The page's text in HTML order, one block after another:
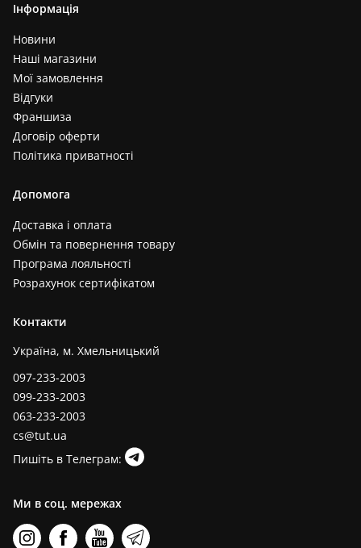
Інформація
Новини
Наші магазини
Мої замовлення
Відгуки
Франшиза
Договір оферти
Політика приватності
Допомога
Доставка і оплата
Обмін та повернення товару
Програма лояльності
Розрахунок сертифікатом
Контакти
Україна, м. Хмельницький
097-233-2003
099-233-2003
063-233-2003
cs@tut.ua
Пишіть в Телеграм:
Ми в соц. мережах